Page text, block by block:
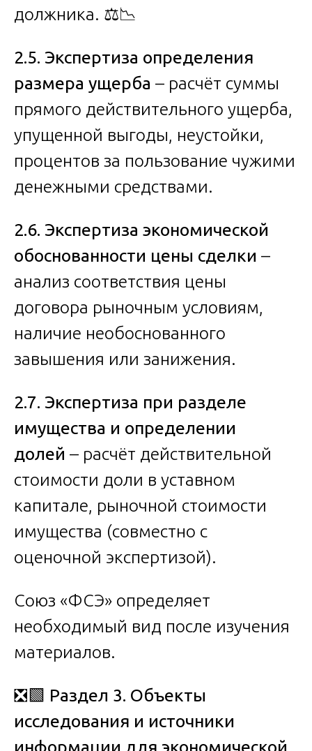
должника. ⚖️📉
2.5. Экспертиза определения
размера ущерба – расчёт суммы
прямого действительного ущерба,
упущенной выгоды, неустойки,
процентов за пользование чужими
денежными средствами.
2.6. Экспертиза экономической
обоснованности цены сделки –
анализ соответствия цены
договора рыночным условиям,
наличие необоснованного
завышения или занижения.
2.7. Экспертиза при разделе
имущества и определении
долей – расчёт действительной
стоимости доли в уставном
капитале, рыночной стоимости
имущества (совместно с
оценочной экспертизой).
Союз «ФСЭ» определяет
необходимый вид после изучения
материалов.
❎🟩 Раздел 3. Объекты
исследования и источники
информации для экономической